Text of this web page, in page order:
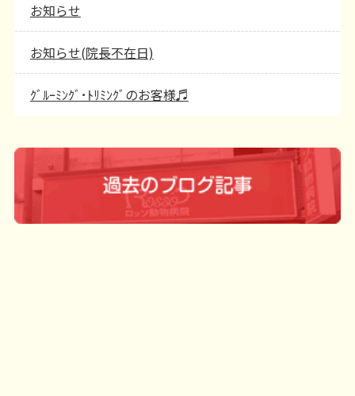
お知らせ
お知らせ(院長不在日)
ｸﾞﾙｰﾐﾝｸﾞ･ﾄﾘﾐﾝｸﾞのお客様♬